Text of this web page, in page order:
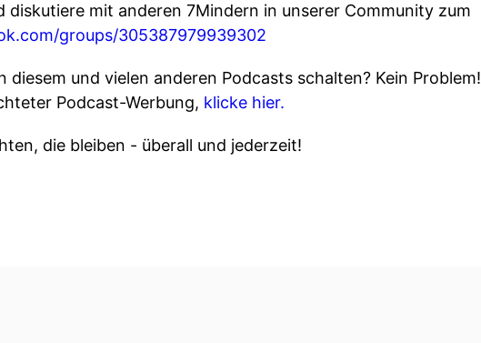
diskutiere mit anderen 7Mindern in unserer Community zum
groups/305387979939302
diesem und vielen anderen Podcasts schalten? Kein Problem!
Podcast-Werbung, klicke hier.
die bleiben - überall und jederzeit!